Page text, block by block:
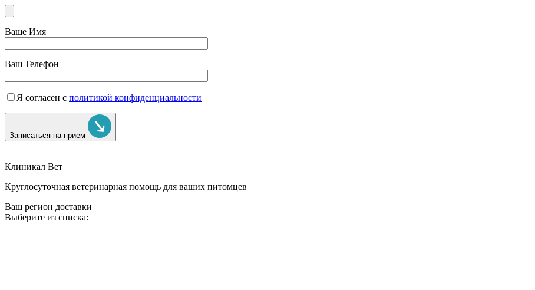
Ваше Имя
Ваш Телефон
Я согласен с политикой конфиденциальности
Записаться на прием
Клиникал Вет
Круглосуточная ветеринарная помощь для ваших питомцев
Ваш регион доставки
Выберите из списка: